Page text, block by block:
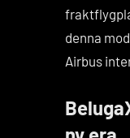
denna
Airbus